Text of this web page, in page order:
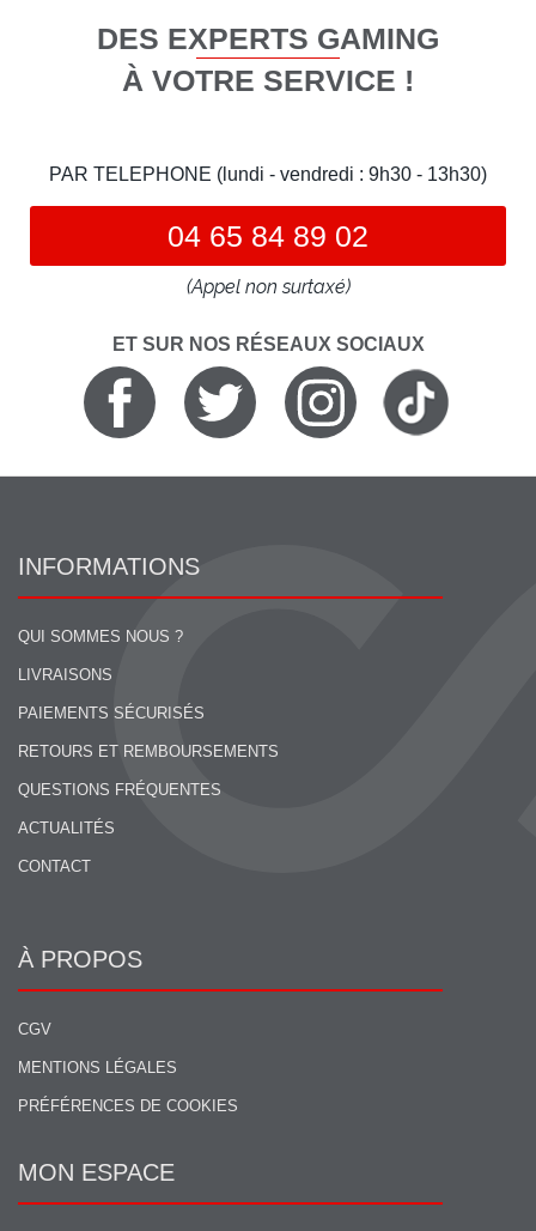
DES EXPERTS GAMING
À VOTRE SERVICE !
PAR TELEPHONE (lundi - vendredi : 9h30 - 13h30)
04 65 84 89 02
(Appel non surtaxé)
ET SUR NOS RÉSEAUX SOCIAUX
INFORMATIONS
QUI SOMMES NOUS ?
LIVRAISONS
PAIEMENTS SÉCURISÉS
RETOURS ET REMBOURSEMENTS
QUESTIONS FRÉQUENTES
ACTUALITÉS
CONTACT
À PROPOS
CGV
MENTIONS LÉGALES
PRÉFÉRENCES DE COOKIES
MON ESPACE